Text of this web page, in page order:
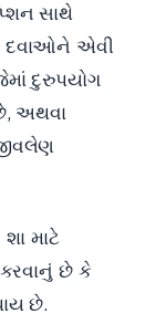
સાથે
દવાઓને એવી
દુરુપયોગ
અથવા
માટે
છે કે
છે.